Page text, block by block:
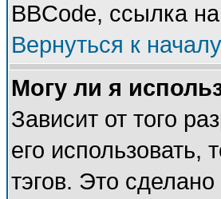
BBCode, ссылка
Вернуться к началу
Могу ли я
Зависит от того
его использовать,
тэгов. Это